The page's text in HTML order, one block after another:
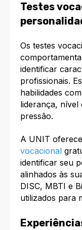
Testes
Os testes
identificar
profissionais.
habilidades
liderança, nível
pressão.​
A UNIT
vocacional
identificar seu
alinhados às
DISC, MBTI e
utilizados para